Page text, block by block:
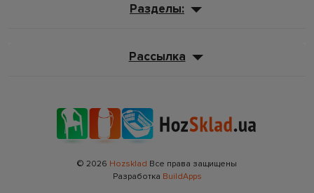
Разделы:
Рассылка
© 2026 Hozsklad Все права защищены
Разработка BuildApps